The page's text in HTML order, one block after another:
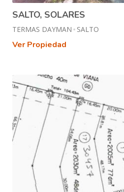
SALTO, SOLARES
TERMAS DAYMAN SALTO
Ver Propiedad